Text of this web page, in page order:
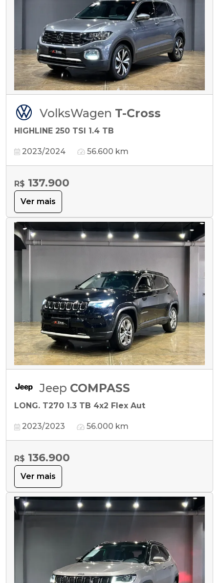
VolksWagen T-Cross
HIGHLINE 250 TSI 1.4 TB
2023/2024 56.600 km
R$ 137.900
Ver mais
Jeep COMPASS
LONG. T270 1.3 TB 4x2 Flex Aut
2023/2023 56.000 km
R$ 136.900
Ver mais